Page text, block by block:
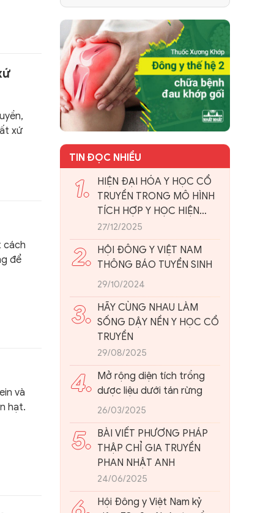
xứ
cách
để
và
hạt.
TIN ĐỌC NHIỀU
1.
HIỆN ĐẠI HÓA Y HỌC CỔ
TRUYỀN TRONG MÔ HÌNH
TÍCH HỢP Y HỌC HIỆN
ĐẠI: NHÌN TỪ THỰC TIỄN
VIỆT NAM
27/12/2025
2. HỘI ĐÔNG Y VIỆT NAM
THÔNG BÁO TUYỂN SINH
29/10/2024
3. HÃY CÙNG NHAU LÀM
SỐNG DẬY NỀN Y HỌC CỔ
TRUYỀN
29/08/2025
4. Mở rộng diện tích trồng
dược liệu dưới tán rừng
26/03/2025
5. BÀI VIẾT PHƯƠNG PHÁP
THẬP CHỈ GIA TRUYỀN
PHAN NHẬT ANH
24/06/2025
Hội Đông y Việt Nam kỷ